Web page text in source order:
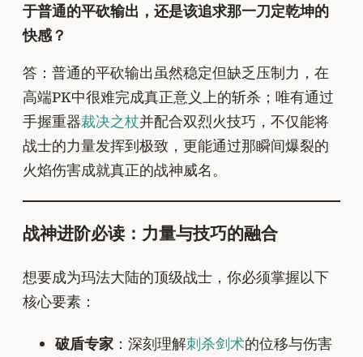
于普通的平砍输出，还是该追求那一刀定乾坤的
快感？
答：普通的平砍输出虽然稳定但缺乏压制力，在
高端PK中很难完成真正意义上的斩杀；唯有通过
手握重器裁决之杖并配合双烈火技巧，不仅能将
战士的力量发挥到极致，更能通过那瞬间爆裂的
火焰伤害成就真正的战神威名。
战神进阶必读：力量与技巧的融合
想要成为玛法大陆的顶级战士，你必须掌握以下
核心要素：
破盾专家 ：深刻理解刺杀剑术的位移与伤害